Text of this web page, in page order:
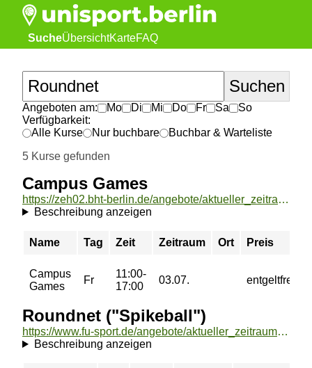
SucheÜbersichtKarteFAQ
Angeboten am: Mo Di Mi Do Fr Sa
So
Verfügbarkeit:
Alle Kurse
Nur buchbare
Buchbar & Warteliste
5 Kurse gefunden
Campus Games
https://zeh02.bht-berlin.de/angebote/aktueller_zeitraum/_Campus_Games.html
Beschreibung anzeigen
Name Tag Zeit Zeitraum Ort Preis
Campus
Games
Fr
11:00-
17:00
03.07. entgeltfrei
Roundnet ("Spikeball")
https://www.fu-sport.de/angebote/aktueller_zeitraum/_Roundnet___Spikeball__.html
Beschreibung anzeigen